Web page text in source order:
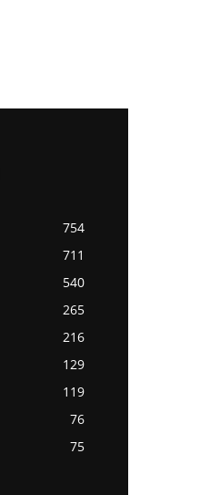
754
711
540
265
216
129
119
76
75